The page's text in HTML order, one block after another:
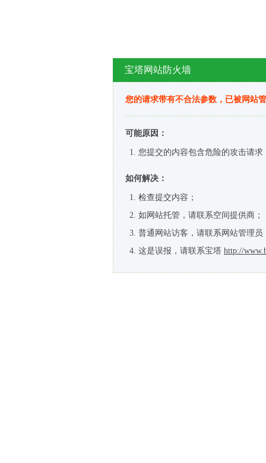
宝塔网站防火墙
您的请求带有不合法参数，已被网站
可能原因：
您提交的内容包含危险的攻击请求
如何解决：
检查提交内容；
如网站托管，请联系空间提供商；
普通网站访客，请联系网站管理员
这是误报，请联系宝塔 http://